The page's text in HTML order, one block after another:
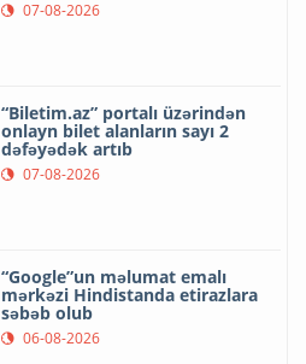
07-08-2026
“Biletim.az” portalı üzərindən
onlayn bilet alanların sayı 2
dəfəyədək artıb
07-08-2026
“Google”un məlumat emalı
mərkəzi Hindistanda etirazlara
səbəb olub
06-08-2026